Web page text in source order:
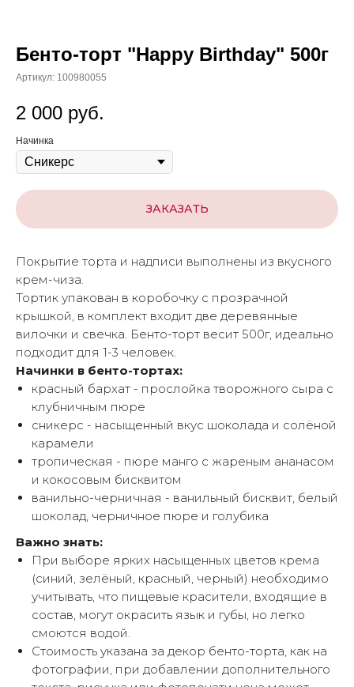
Бенто-торт "Happy Birthday" 500г
Артикул: 100980055
2 000 руб.
Начинка
ЗАКАЗАТЬ
Покрытие торта и надписи выполнены из вкусного
крем-чиза.
Тортик упакован в коробочку с прозрачной
крышкой, в комплект входит две деревянные
вилочки и свечка. Бенто-торт весит 500г, идеально
подходит для 1-3 человек.
Начинки в бенто-тортах:
красный бархат - прослойка творожного сыра с
клубничным пюре
сникерс - насыщенный вкус шоколада и солёной
карамели
тропическая - пюре манго с жареным ананасом
и кокосовым бисквитом
ванильно-черничная - ванильный бисквит, белый
шоколад, черничное пюре и голубика
Важно знать:
При выборе ярких насыщенных цветов крема
(синий, зелёный, красный, черный) необходимо
учитывать, что пищевые красители, входящие в
состав, могут окрасить язык и губы, но легко
смоются водой.
Стоимость указана за декор бенто-торта, как на
фотографии, при добавлении дополнительного